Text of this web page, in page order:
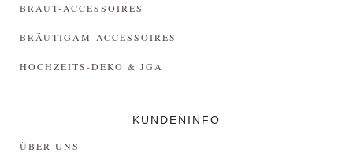
BRAUT-ACCESSOIRES
BRÄUTIGAM-ACCESSOIRES
HOCHZEITS-DEKO & JGA
KUNDENINFO
ÜBER UNS